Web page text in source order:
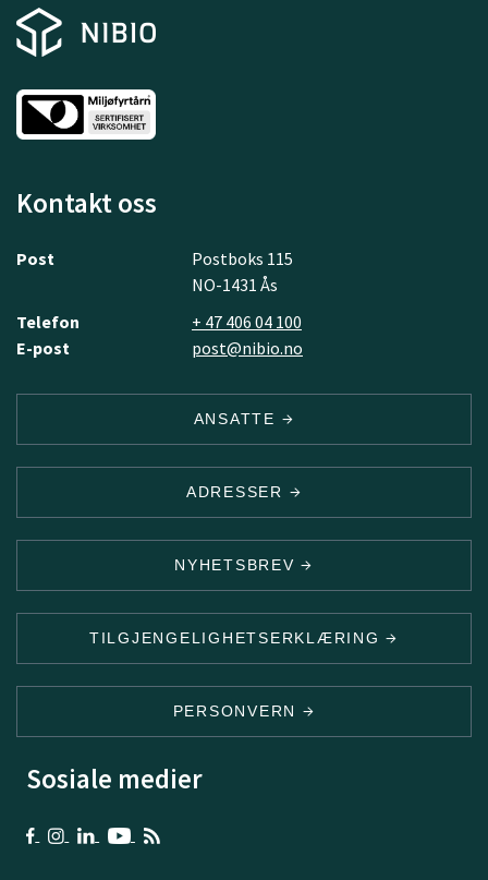
Kontakt oss
Post
Postboks 115
NO-1431 Ås
Telefon
+ 47 406 04 100
E-post
post@nibio.no
ANSATTE
ADRESSER
NYHETSBREV
TILGJENGELIGHETSERKLÆRING
PERSONVERN
Sosiale medier